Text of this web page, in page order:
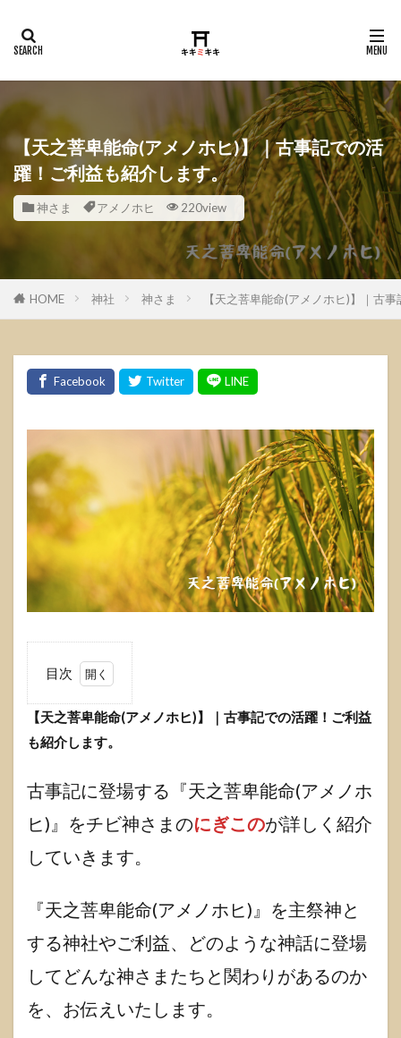
【天之菩卑能命(アメノホヒ)】｜古事記での活
躍！ご利益も紹介します。
神さま アメノホヒ 220view
HOME 神社 神さま 【天之菩卑能命(アメノホヒ)】｜古
目次
【天
之菩
卑能
メノ
ホ
ヒ)】
｜古
事記
での
躍！
ご利
益も
紹介
しま
す。
1.1
【天之菩卑能命(アメノホヒ)】｜古事記での活躍！ご利益
も紹介します。
古事記に登場する『天之菩卑能命(アメノホ
ヒ)』をチビ神さまのにぎこのが詳しく紹介
していきます。
『天之菩卑能命(アメノホヒ)』を主祭神と
する神社やご利益、どのような神話に登場
してどんな神さまたちと関わりがあるのか
を、お伝えいたします。